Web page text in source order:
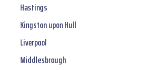
Hastings
Kingston upon Hull
Liverpool
Middlesbrough